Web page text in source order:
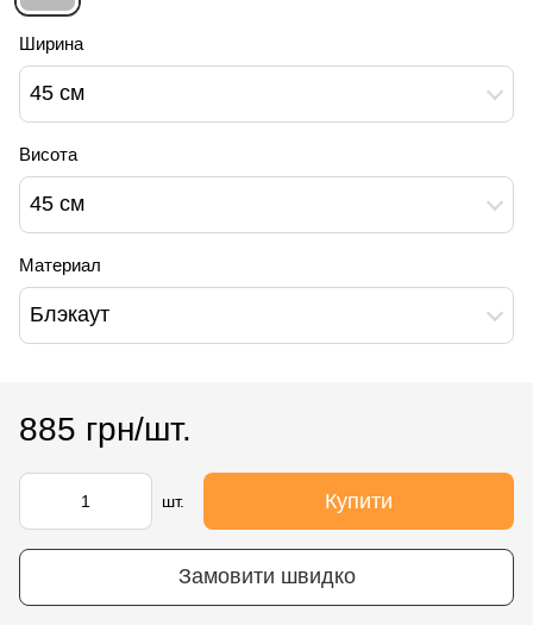
Ширина
45 см
Висота
45 см
Материал
Блэкаут
885 грн/шт.
шт. Купити
Замовити швидко